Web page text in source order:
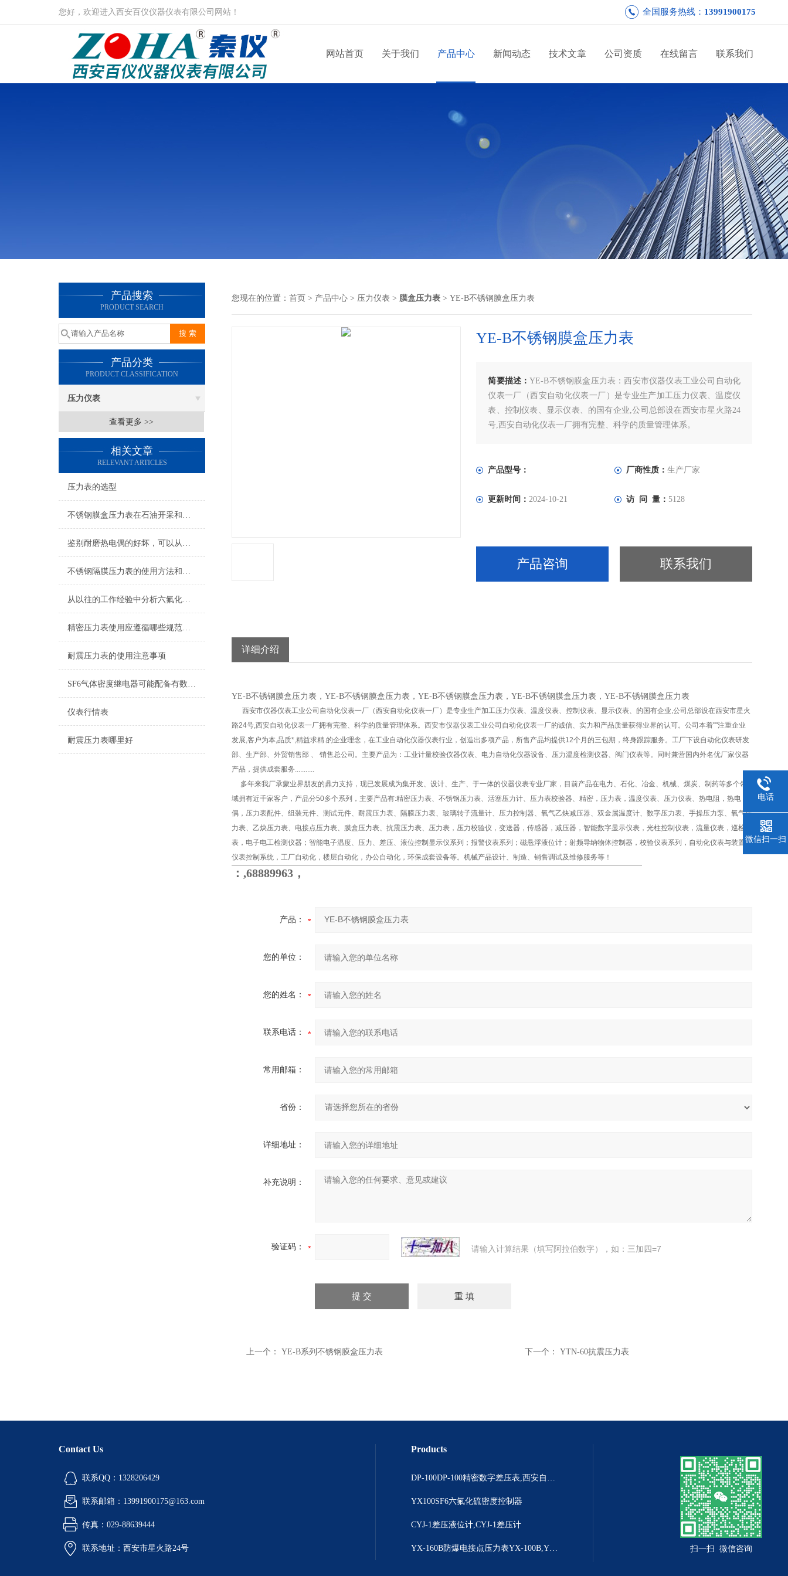
您好，欢迎进入西安百仪仪器仪表有限公司网站！ 全国服务热线： 13991900175
网站首页 关于我们 产品中心 新闻动态 技术文章 公司资质 在线留言 联系我们
产品搜索
PRODUCT SEARCH
产品分类
PRODUCT CLASSIFICATION
压力仪表
查看更多 >>
相关文章
RELEVANT ARTICLES
压力表的选型
不锈钢膜盒压力表在石油开采和输送过程中的应用
鉴别耐磨热电偶的好坏，可以从这五个点入手
不锈钢隔膜压力表的使用方法和维护保养方式
从以往的工作经验中分析六氟化硫压力表可能遇到的问题
精密压力表使用应遵循哪些规范，如何使用更精确？
耐震压力表的使用注意事项
SF6气体密度继电器可能配备有数字显示和操作面板
仪表行情表
耐震压力表哪里好
您现在的位置： 首页 > 产品中心 > 压力仪表 > 膜盒压力表 > YE-B不锈钢膜盒压力表
YE-B不锈钢膜盒压力表
简要描述：YE-B不锈钢膜盒压力表：西安市仪器仪表工业公司自动化
仪表一厂（西安自动化仪表一厂）是专业生产加工压力仪表、温度仪
表、控制仪表、显示仪表、的国有企业,公司总部设在西安市星火路24
号,西安自动化仪表一厂拥有完整、科学的质量管理体系。
产品型号： 厂商性质： 生产厂家
更新时间：2024-10-21 访 问 量： 5128
产品咨询 联系我们
详细介绍
YE-B不锈钢膜盒压力表，YE-B不锈钢膜盒压力表，YE-B不锈钢膜盒压力表，YE-B不锈钢膜盒压力表，YE-B不锈钢膜盒压力表
西安市仪器仪表工业公司自动化仪表一厂（西安自动化仪表一厂）是专业生产加工压力仪表、温度仪表、控制仪表、显示仪表、的国有企业,公司总部设在西安市星火
路24号,西安自动化仪表一厂拥有完整、科学的质量管理体系。西安市仪器仪表工业公司自动化仪表一厂的诚信、实力和产品质量获得业界的认可。公司本着""注重企业
发展,客户为本,品质*,精益求精.的企业理念，在工业自动化仪器仪表行业，创造出多项产品，所售产品均提供12个月的三包期，终身跟踪服务。工厂下设自动化仪表研发
部、生产部、外贸销售部 、 销售总公司。主要产品为：工业计量校验仪器仪表、电力自动化仪器设备、压力温度检测仪器、阀门仪表等。同时兼营国内外名优厂家仪器
产品，提供成套服务...........
多年来我厂承蒙业界朋友的鼎力支持，现已发展成为集开发、设计、生产、于一体的仪器仪表专业厂家，目前产品在电力、石化、冶金、机械、煤炭、制药等多个领
域拥有近千家客户，产品分50多个系列，主要产品有:精密压力表、不锈钢压力表、活塞压力计、压力表校验器、精密，压力表，温度仪表、压力仪表、热电阻，热电
偶，压力表配件、组装元件、测试元件、耐震压力表、隔膜压力表、玻璃转子流量计、压力控制器、氧气乙炔减压器、双金属温度计、数字压力表、手操压力泵、氧气压
力表、乙炔压力表、电接点压力表、膜盒压力表、抗震压力表、压力表，压力校验仪，变送器，传感器，减压器，智能数字显示仪表，光柱控制仪表，流量仪表，巡检仪
表，电子电工检测仪器；智能电子温度、压力、差压、液位控制显示仪系列；报警仪表系列；磁悬浮液位计；射频导纳物体控制器，校验仪表系列，自动化仪表与装置，
仪表控制系统，工厂自动化，楼层自动化，办公自动化，环保成套设备等。机械产品设计、制造、销售调试及维修服务等！
：,68889963，
产品：
您的单位：
您的姓名：
联系电话：
常用邮箱：
省份：
详细地址：
补充说明：
验证码： 请输入计算结果（填写阿拉伯数字），如：三加四=7
上一个： YE-B系列不锈钢膜盒压力表 下一个： YTN-60抗震压力表
Contact Us
联系QQ：1328206429
联系邮箱：13991900175@163.com
传真：029-88639444
联系地址：西安市星火路24号
Products
DP-100DP-100精密数字差压表,西安自动化仪表一厂 数字压力表
YX100SF6六氟化硫密度控制器
CYJ-1差压液位计,CYJ-1差压计
YX-160B防爆电接点压力表YX-100B,YX-160B 扫一扫 微信咨询
电话
微信扫一扫